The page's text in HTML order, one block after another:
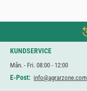
KUNDSERVICE
Mån. - Fri. 08:00 - 12:00
E-Post: info@agrarzone.com